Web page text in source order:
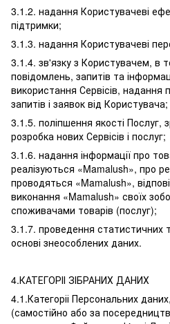
3.1.2. надання Користувачеві
підтримки;
3.1.3. надання Користувачеві
3.1.4. зв'язку з Користувачем, в
повідомлень, запитів та
використання Сервісів, надання
запитів і заявок від Користувача;
3.1.5. поліпшення якості Послуг,
розробка нових Сервісів і послуг;
3.1.6. надання інформації про
реалізуються «Mamalush», про
проводяться «Mamalush»,
виконання «Mamalush» своїх
споживачами товарів (послуг);
3.1.7. проведення статистичних
основі знеособлених даних.
4.КАТЕГОРІІ ЗІБРАНИХ ДАНИХ
4.1.Категоріі Персональних
(самостійно або за